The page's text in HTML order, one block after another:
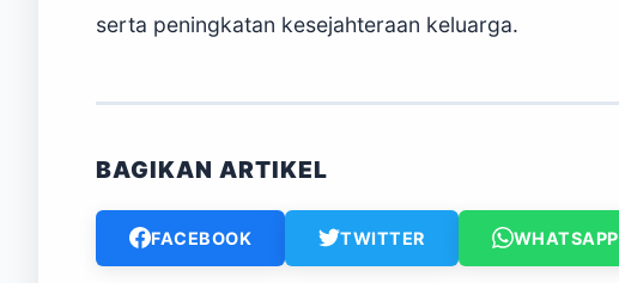
serta peningkatan kesejahteraan keluarga.
BAGIKAN ARTIKEL
FACEBOOK TWITTER WHATSAPP